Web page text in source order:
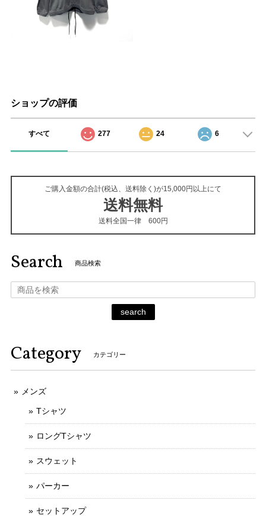
ショップの評価
すべて 277 24 6
ご購入金額の合計(税込、送料除く)が15,000円以上にて
送料無料
送料全国一律 600円
Search 商品検索
search
Category カテゴリー
メンズ
Tシャツ
ロングTシャツ
スウェット
パーカー
セットアップ